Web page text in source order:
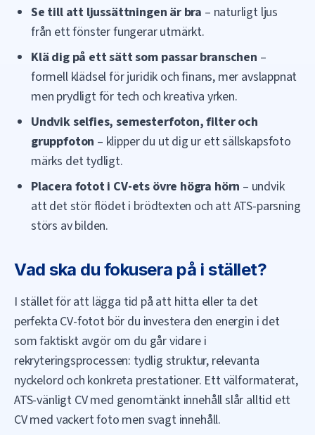
Se till att ljussättningen är bra – naturligt ljus
från ett fönster fungerar utmärkt.
Klä dig på ett sätt som passar branschen –
formell klädsel för juridik och finans, mer avslappnat
men prydligt för tech och kreativa yrken.
Undvik selfies, semesterfoton, filter och
gruppfoton – klipper du ut dig ur ett sällskapsfoto
märks det tydligt.
Placera fotot i CV-ets övre högra hörn – undvik
att det stör flödet i brödtexten och att ATS-parsning
störs av bilden.
Vad ska du fokusera på i stället?
I stället för att lägga tid på att hitta eller ta det
perfekta CV-fotot bör du investera den energin i det
som faktiskt avgör om du går vidare i
rekryteringsprocessen: tydlig struktur, relevanta
nyckelord och konkreta prestationer. Ett välformaterat,
ATS-vänligt CV med genomtänkt innehåll slår alltid ett
CV med vackert foto men svagt innehåll.